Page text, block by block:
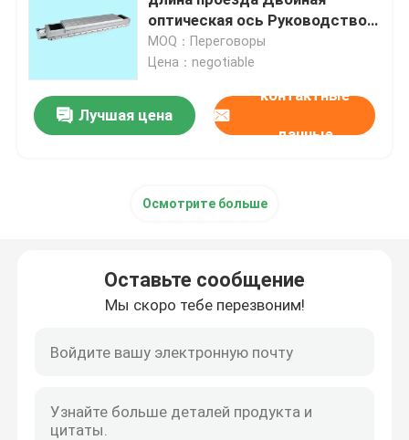
Линейный ведущий брус
линейные guideways
Модуль линейной направляющей
оптическая ось Руководство
для автоматического
оборудования
MOQ：Переговоры
Цена：negotiable
Лучшая цена
контактные
данные
Осмотрите больше
Оставьте сообщение
Мы скоро тебе перезвоним!